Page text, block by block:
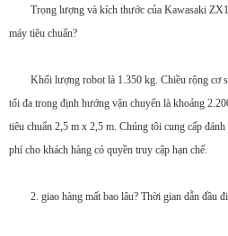
Trọng lượng và kích thước của Kawasaki
máy tiêu chuẩn?
Khối lượng robot là 1.350 kg. Chiều rộng cơ
tối đa trong định hướng vận chuyển là khoảng
tiêu chuẩn 2,5 m x 2,5 m. Chúng tôi cung cấp
phí cho khách hàng có quyền truy cập hạn chế.
2. giao hàng mất bao lâu? Thời gian dẫn đầu